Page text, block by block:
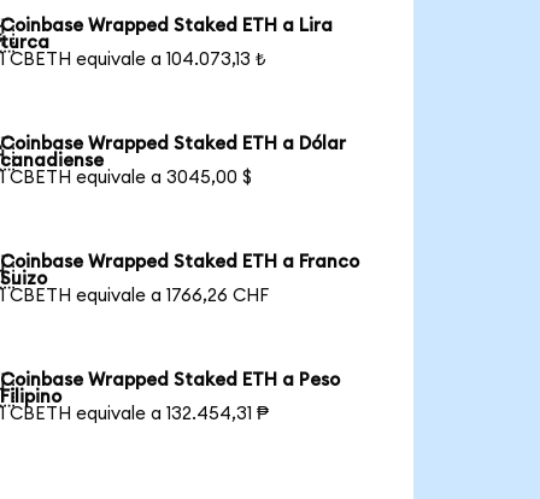
Coinbase Wrapped Staked ETH a Lira
turca
1 CBETH equivale a 104.073,13 ₺
Coinbase Wrapped Staked ETH a Dólar
canadiense
1 CBETH equivale a 3045,00 $
Coinbase Wrapped Staked ETH a Franco
Suizo
1 CBETH equivale a 1766,26 CHF
Coinbase Wrapped Staked ETH a Peso
Filipino
1 CBETH equivale a 132.454,31 ₱